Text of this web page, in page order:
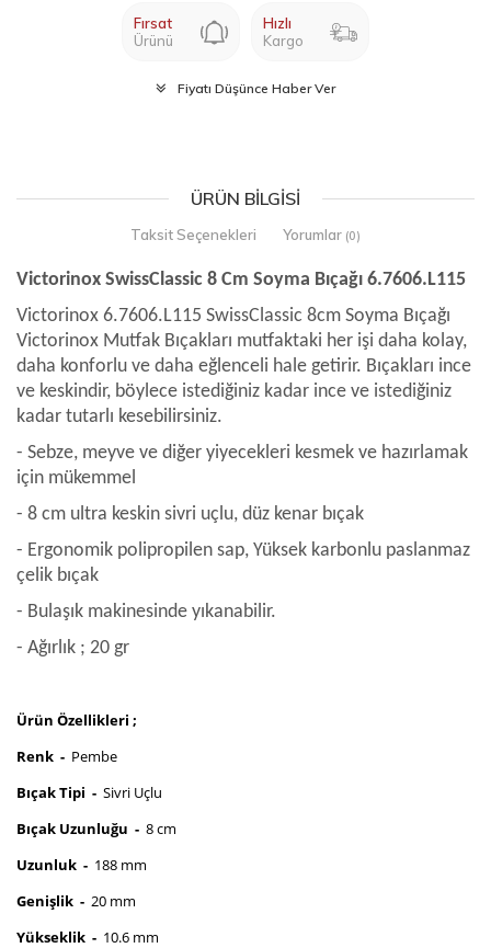
Fırsat
Ürünü
Hızlı
Kargo
Fiyatı Düşünce Haber Ver
ÜRÜN BILGISI
Taksit Seçenekleri Yorumlar (0)
Victorinox SwissClassic 8 Cm Soyma Bıçağı 6.7606.L115
​​​​​​​​​​​Victorinox 6.7606.L115 SwissClassic 8cm Soyma Bıçağı
Victorinox Mutfak Bıçakları mutfaktaki her işi daha kolay,
daha konforlu ve daha eğlenceli hale getirir. Bıçakları ince
ve keskindir, böylece istediğiniz kadar ince ve istediğiniz
kadar tutarlı kesebilirsiniz.
- Sebze, meyve ve diğer yiyecekleri kesmek ve hazırlamak
için mükemmel
- 8 cm ultra keskin sivri uçlu, düz kenar bıçak
- Ergonomik polipropilen sap, Yüksek karbonlu paslanmaz
çelik bıçak
- Bulaşık makinesinde yıkanabilir.
- Ağırlık ; 20 gr
Ürün Özellikleri ;
Renk - Pembe
Bıçak Tipi - Sivri Uçlu
Bıçak Uzunluğu - 8 cm
Uzunluk - 188 mm
Genişlik - 20 mm
Yükseklik - 10.6 mm